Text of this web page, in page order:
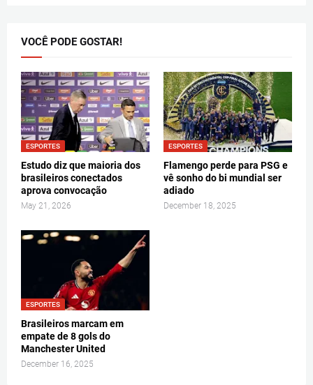
VOCÊ PODE GOSTAR!
ESPORTES
Estudo diz que maioria dos
brasileiros conectados
aprova convocação
May 21, 2026
ESPORTES
Flamengo perde para PSG e
vê sonho do bi mundial ser
adiado
December 18, 2025
ESPORTES
Brasileiros marcam em
empate de 8 gols do
Manchester United
December 16, 2025